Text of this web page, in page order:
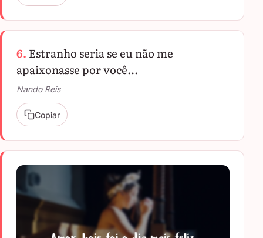
6. Estranho seria se eu não me
apaixonasse por você...
Nando Reis
Copiar